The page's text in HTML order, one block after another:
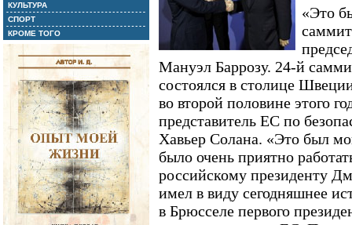
КУЛЬТУРА
СПОРТ
КРОМЕ ТОГО
«Это
Мануэл Баррозу. 24-й
состоялся в столице
во второй половине этого
представитель ЕС по
Хавьер Солана. «Это был
было очень приятно
российскому президенту
имел в виду сегодняшнее
в Брюсселе первого